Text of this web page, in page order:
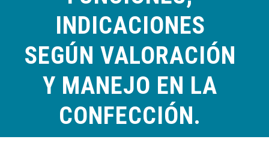
INDICACIONES
SEGÚN VALORACIÓN
Y MANEJO EN LA
CONFECCIÓN.